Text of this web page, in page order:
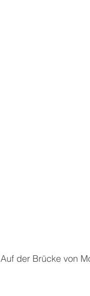
Auf der Brücke von